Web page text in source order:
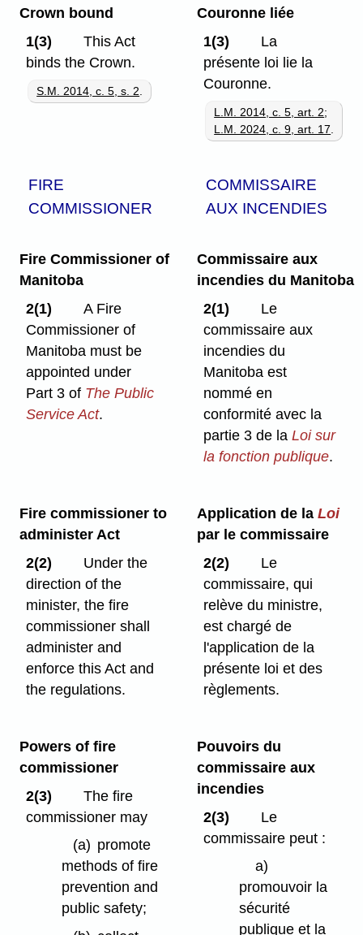
Crown bound
1(3)
This Act
binds the Crown.
S.M. 2014, c. 5, s. 2.
Couronne liée
1(3)
La
présente loi lie la
Couronne.
L.M. 2014, c. 5, art. 2;
L.M. 2024, c. 9, art. 17.
FIRE
COMMISSIONER
COMMISSAIRE
AUX INCENDIES
Fire Commissioner of
Manitoba
2(1)
A Fire
Commissioner of
Manitoba must be
appointed under
Part 3 of The Public
Service Act.
Commissaire aux
incendies du Manitoba
2(1)
Le
commissaire aux
incendies du
Manitoba est
nommé en
conformité avec la
partie 3 de la Loi sur
la fonction publique.
Fire commissioner to
administer Act
2(2)
Under the
direction of the
minister, the fire
commissioner shall
administer and
enforce this Act and
the regulations.
Application de la Loi
par le commissaire
2(2)
Le
commissaire, qui
relève du ministre,
est chargé de
l'application de la
présente loi et des
règlements.
Powers of fire
commissioner
2(3)
The fire
commissioner may
(a) promote
methods of fire
prevention and
public safety;
Pouvoirs du
commissaire aux
incendies
2(3)
Le
commissaire peut :
a)
promouvoir la
sécurité
publique et la